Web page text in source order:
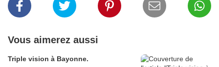
Vous aimerez aussi
Triple vision à Bayonne.